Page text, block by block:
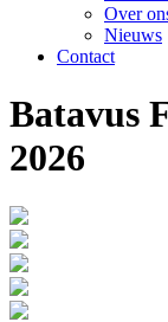
Over
Nieuws
Contact
Batavus
2026